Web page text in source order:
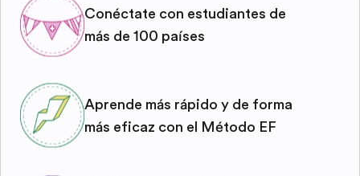
Conéctate con estudiantes de
más de 100 países
Aprende más rápido y de forma
más eficaz con el Método EF